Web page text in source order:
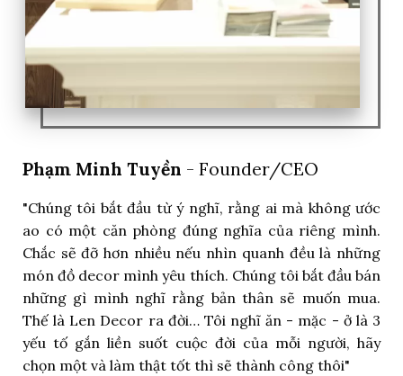
Phạm Minh Tuyền - Founder/CEO
"Chúng tôi bắt đầu từ ý nghĩ, rằng ai mà không ước
ao có một căn phòng đúng nghĩa của riêng mình.
Chắc sẽ đỡ hơn nhiều nếu nhìn quanh đều là những
món đồ decor mình yêu thích. Chúng tôi bắt đầu bán
những gì mình nghĩ rằng bản thân sẽ muốn mua.
Thế là Len Decor ra đời… Tôi nghĩ ăn - mặc - ở là 3
yếu tố gắn liền suốt cuộc đời của mỗi người, hãy
chọn một và làm thật tốt thì sẽ thành công thôi"